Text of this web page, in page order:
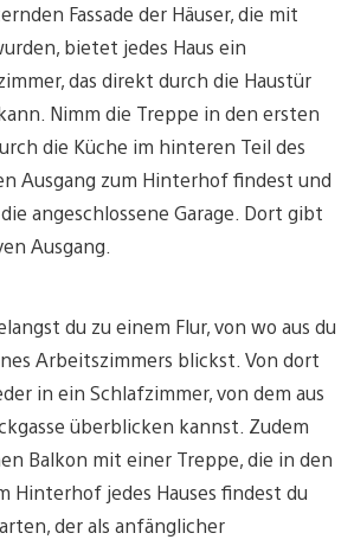
Fassade der Häuser, die mit
bietet jedes Haus ein
das direkt durch die Haustür
Nimm die Treppe in den ersten
die Küche im hinteren Teil des
Ausgang zum Hinterhof findest und
angeschlossene Garage. Dort gibt
Ausgang.
du zu einem Flur, von wo aus du
Arbeitszimmers blickst. Von dort
in ein Schlafzimmer, von dem aus
überblicken kannst. Zudem
Balkon mit einer Treppe, die in den
jedes Hauses findest du
der als anfänglicher